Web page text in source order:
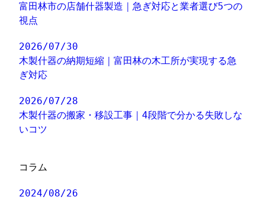
富田林市の店舗什器製造｜急ぎ対応と業者選び5つの
視点
2026/07/30
木製什器の納期短縮｜富田林の木工所が実現する急
ぎ対応
2026/07/28
木製什器の搬家・移設工事｜4段階で分かる失敗しな
いコツ
コラム
2024/08/26